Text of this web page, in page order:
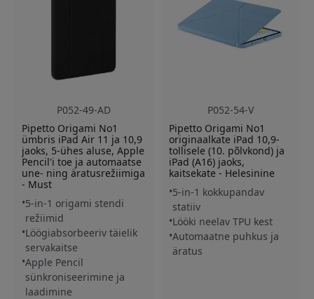
P052-49-AD
Pipetto Origami No1
ümbris iPad Air 11 ja 10,9
jaoks, 5-ühes aluse, Apple
Pencil'i toe ja automaatse
une- ning äratusrežiimiga
- Must
5-in-1 origami stendi
režiimid
Löögiabsorbeeriv täielik
servakaitse
Apple Pencil
sünkroniseerimine ja
laadimine
P052-54-V
Pipetto Origami No1
originaalkate iPad 10,9-
tollisele (10. põlvkond) ja
iPad (A16) jaoks,
kaitsekate - Helesinine
5-in-1 kokkupandav
statiiv
Lööki neelav TPU kest
Automaatne puhkus ja
äratus